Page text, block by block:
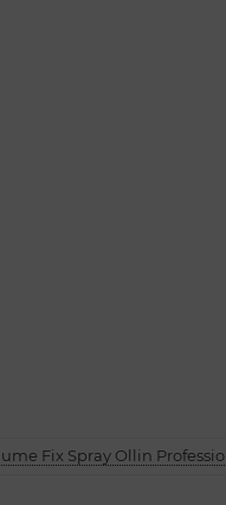
Fix Spray Ollin